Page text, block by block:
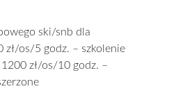
ski/snb dla
zł/os/5 godz. – szkolenie
zł/os/10 godz. –